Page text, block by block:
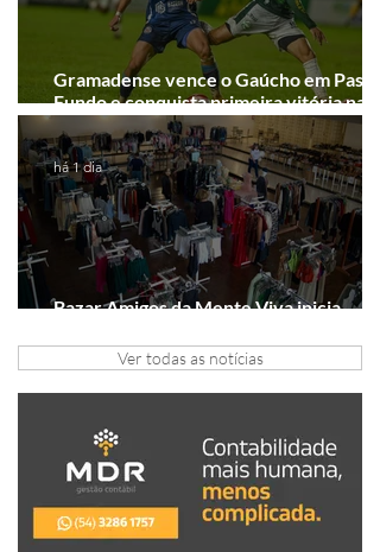
Gramadense vence o Gaúcho em Passo
Fundo e conquista primeira vitória na
Série A2
Bazar Amigos da Mente Viva inicia
há 1 dia
Ver todas as notícias